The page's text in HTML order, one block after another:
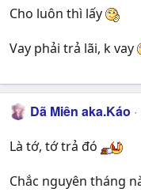
Cho luôn thì lấy
Vay phải trả lãi, k vay
Dã Miên aka.Káo
Là tớ, tớ trả đó
Chắc nguyên tháng